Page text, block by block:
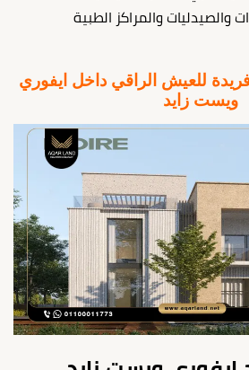
والصيدليات والمراكز الطبية
فريدة للعيش الراقي داخل ايفوري
ويست زايد